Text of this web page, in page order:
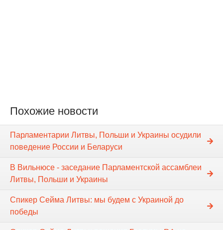
Похожие новости
Парламентарии Литвы, Польши и Украины осудили
поведение России и Беларуси
В Вильнюсе - заседание Парламентской ассамблеи
Литвы, Польши и Украины
Спикер Сейма Литвы: мы будем с Украиной до
победы